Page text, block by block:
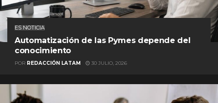
ES NOTICIA
Automatización de las Pymes depende del
conocimiento
POR REDACCIÓN LATAM 30 JULIO, 2026